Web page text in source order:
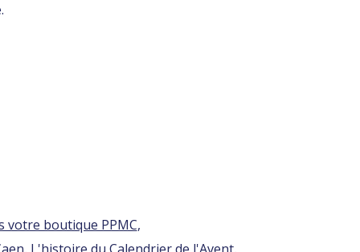
votre boutique PPMC,